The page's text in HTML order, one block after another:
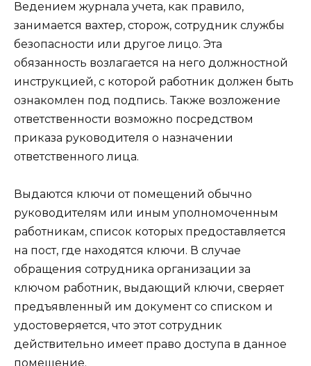
Ведением журнала учета, как правило,
занимается вахтер, сторож, сотрудник службы
безопасности или другое лицо. Эта
обязанность возлагается на него должностной
инструкцией, с которой работник должен быть
ознакомлен под подпись. Также возложение
ответственности возможно посредством
приказа руководителя о назначении
ответственного лица.
Выдаются ключи от помещений обычно
руководителям или иным уполномоченным
работникам, список которых предоставляется
на пост, где находятся ключи. В случае
обращения сотрудника организации за
ключом работник, выдающий ключи, сверяет
предъявленный им документ со списком и
удостоверяется, что этот сотрудник
действительно имеет право доступа в данное
помещение.